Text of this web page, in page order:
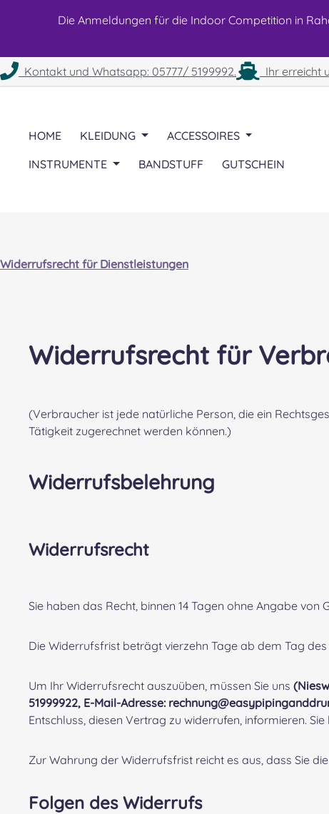
Hauptinhalt springen
Zur Suche springen
Zur Hauptnavigation springen
Die Anmeldungen für die Indoor Competition in
Kontakt und Whatsapp: 05777/ 5199992. Ihr erreicht
HOME KLEIDUNG
ACCESSOIRES
INSTRUMENTE
BANDSTUFF GUTSCHEIN
Widerrufsrecht für Dienstleistungen
Widerrufsrecht für
(Verbraucher ist jede natürliche Person, die ein
Tätigkeit zugerechnet werden können.)
Widerrufsbelehrung
Widerrufsrecht
Sie haben das Recht, binnen 14 Tagen ohne Angabe von
Die Widerrufsfrist beträgt vierzehn Tage ab dem Tag
Um Ihr Widerrufsrecht auszuüben, müssen Sie uns
51999922, E-Mail-Adresse:
Entschluss, diesen Vertrag zu widerrufen, informieren.
Zur Wahrung der Widerrufsfrist reicht es aus, dass Sie
Folgen des Widerrufs